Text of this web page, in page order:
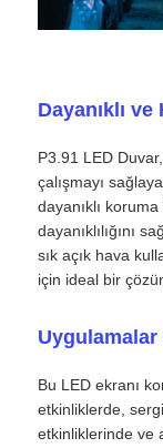
LED ekran
konser led
Sahne LED
Cob LED
Dayanıklı
P3.91 LED
çalışmayı
dayanıklı
dayanıklılığını
sık açık hava
için ideal bir
Uygulamalar
Bu LED ekranı
etkinliklerde,
etkinliklerinde ve